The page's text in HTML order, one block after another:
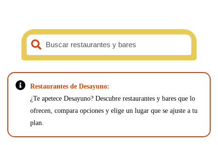
Buscar restaurantes y bares
Restaurantes de Desayuno:
¿Te apetece Desayuno? Descubre restaurantes y bares que lo
ofrecen, compara opciones y elige un lugar que se ajuste a tu
plan.